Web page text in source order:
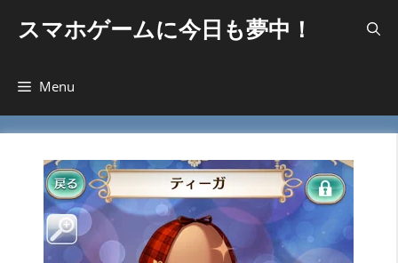
へ
スマホゲームに今日も夢中！
Menu